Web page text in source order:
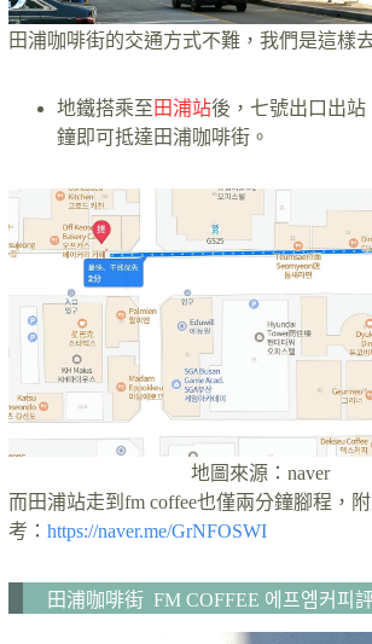
田浦咖啡街的交通方式不難，我們是這樣
地鐵搭乘至田浦站後，七號出口出
鐘即可抵達田浦咖啡街。
地圖來源：naver
而田浦站走到fm coffee也僅兩分鐘腳程，
考： https://naver.me/GrNFOSWI
田浦咖啡街 FM COFFEE 에프엠커피